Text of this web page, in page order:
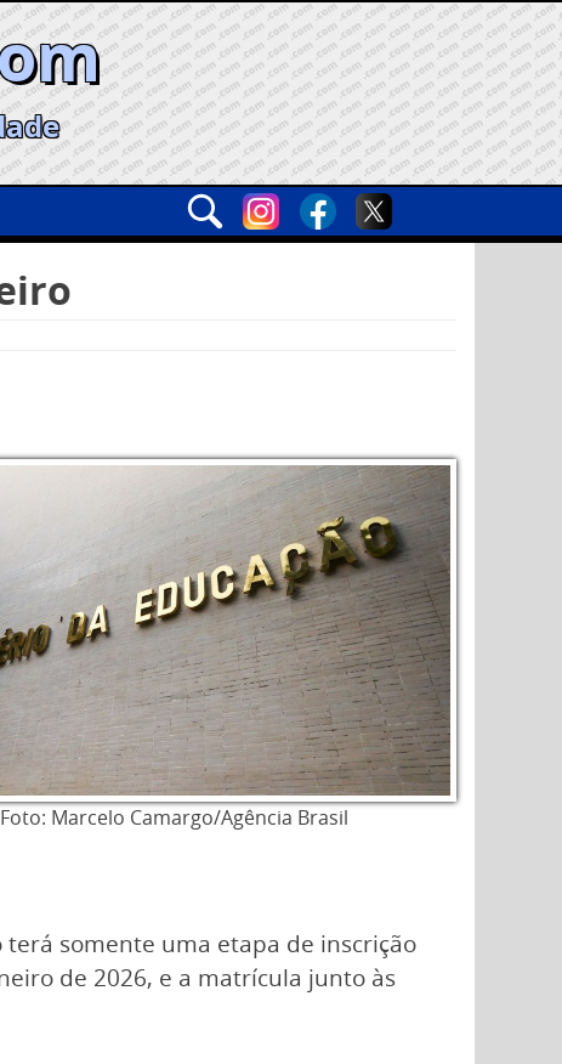
Foto: Marcelo Camargo/Agência Brasil
terá somente uma etapa de inscrição
de 2026, e a matrícula junto às